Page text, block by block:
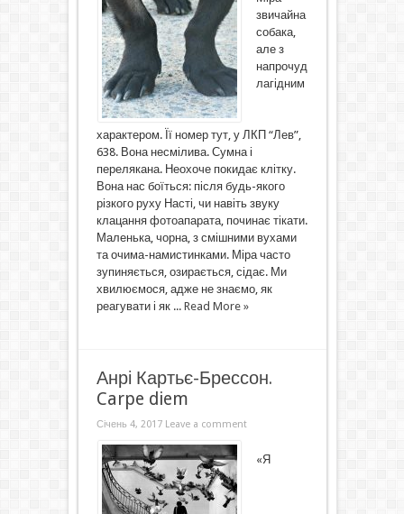
звичайна
собака,
але з
напрочуд
лагідним
характером. Її номер тут, у ЛКП “Лев”,
638. Вона несмілива. Сумна і
перелякана. Неохоче покидає клітку.
Вона нас боїться: після будь-якого
різкого руху Насті, чи навіть звуку
клацання фотоапарата, починає тікати.
Маленька, чорна, з смішними вухами
та очима-намистинками. Міра часто
зупиняється, озирається, сідає. Ми
хвилюємося, адже не знаємо, як
реагувати і як ... Read More »
Анрі Картьє-Брессон.
Carpe diem
Січень 4, 2017 Leave a comment
«Я